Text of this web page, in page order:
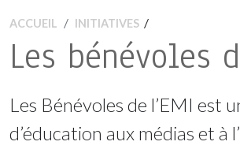
ACCUEIL INITIATIVES /
Les bénévoles
Les Bénévoles de l’EMI est
d’éducation aux médias et à